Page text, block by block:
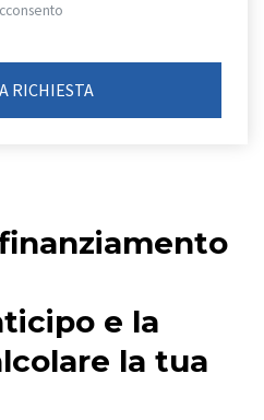
e la
la tua